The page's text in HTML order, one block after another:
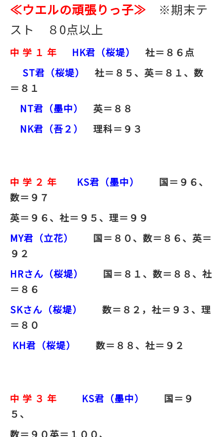
≪ウエルの頑張りっ子≫
※期末テ
スト ８0点以上
中 学 １ 年 HK君（桜堤）
社＝８６点
ST君（桜堤）
社＝８５、英＝８１、数
＝８１
NT君（墨中）
英＝８８
NK君（吾２） 理科＝９３
中 学 ２ 年 KS君（墨中）
国＝９６、
数＝９７
英＝９６、社＝９５、理＝９９
MY君（立花）
国＝８０、数＝８６、英＝
９２
HRさん（桜堤）
国＝８１、数＝８８、社
＝８６
SKさん（桜堤）
数＝８２，社＝９３、理
＝８０
KH君（桜堤）
数＝８８、社＝９２
中 学 ３ 年 KS君（墨中）
国＝９
５、
数＝９０英＝１００、